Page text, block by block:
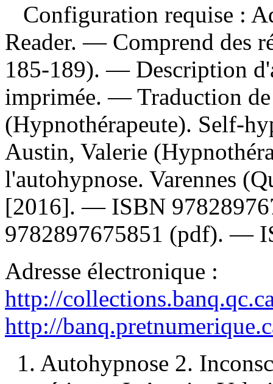
Configuration requise :
Reader. — Comprend des
185-189). — Description
imprimée. —Traduction
(Hypnothérapeute). Self-
Austin, Valerie
l'autohypnose. Varennes
[2016]. — ISBN
9782897675851 (pdf). —
Adresse électronique :
http://
http://
1. Autohypnose 2.